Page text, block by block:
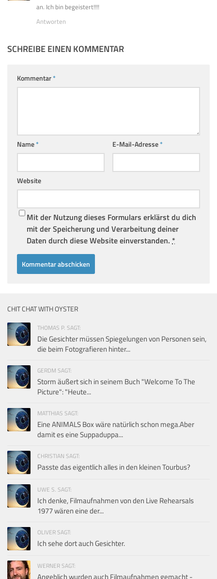
an. Ich bin begeistert!!!!
Antworten
SCHREIBE EINEN KOMMENTAR
Kommentar*
Name* E-Mail-Adresse*
Website
Mit der Nutzung dieses Formulars erklärst du dich
mit der Speicherung und Verarbeitung deiner
Daten durch diese Website einverstanden. *
CHIT CHAT WITH OYSTER
THOMAS P. SAGT:
Die Gesichter müssen Spiegelungen von Personen sein,
die beim Fotografieren hinter...
GERDM SAGT:
Storm äußert sich in seinem Buch "Welcome To The
Picture": "Heute...
MATTHIAS SAGT:
Eine ANIMALS Box wäre natürlich schon mega.Aber
damit es eine Suppaduppa...
CHRISTIAN SAGT:
Passte das eigentlich alles in den kleinen Tourbus?
UWE S. SAGT:
Ich denke, Filmaufnahmen von den Live Rehearsals
1977 wären eine der...
OLIVER SAGT:
Ich sehe dort auch Gesichter.
WERNER SAGT:
Angeblich wurden auch Filmaufnahmen gemacht -